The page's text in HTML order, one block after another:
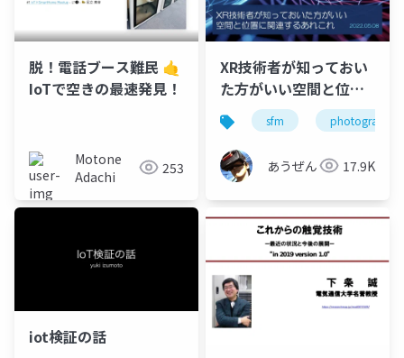
脱！電話ブース難民 🤙
IoTで空きの最速発見！
Motone
Adachi
253
XR技術者が知っておい
た方がいい空間と位置
に関連するあれこれ
sfm
あうぜん 17.9K
iot検証の話